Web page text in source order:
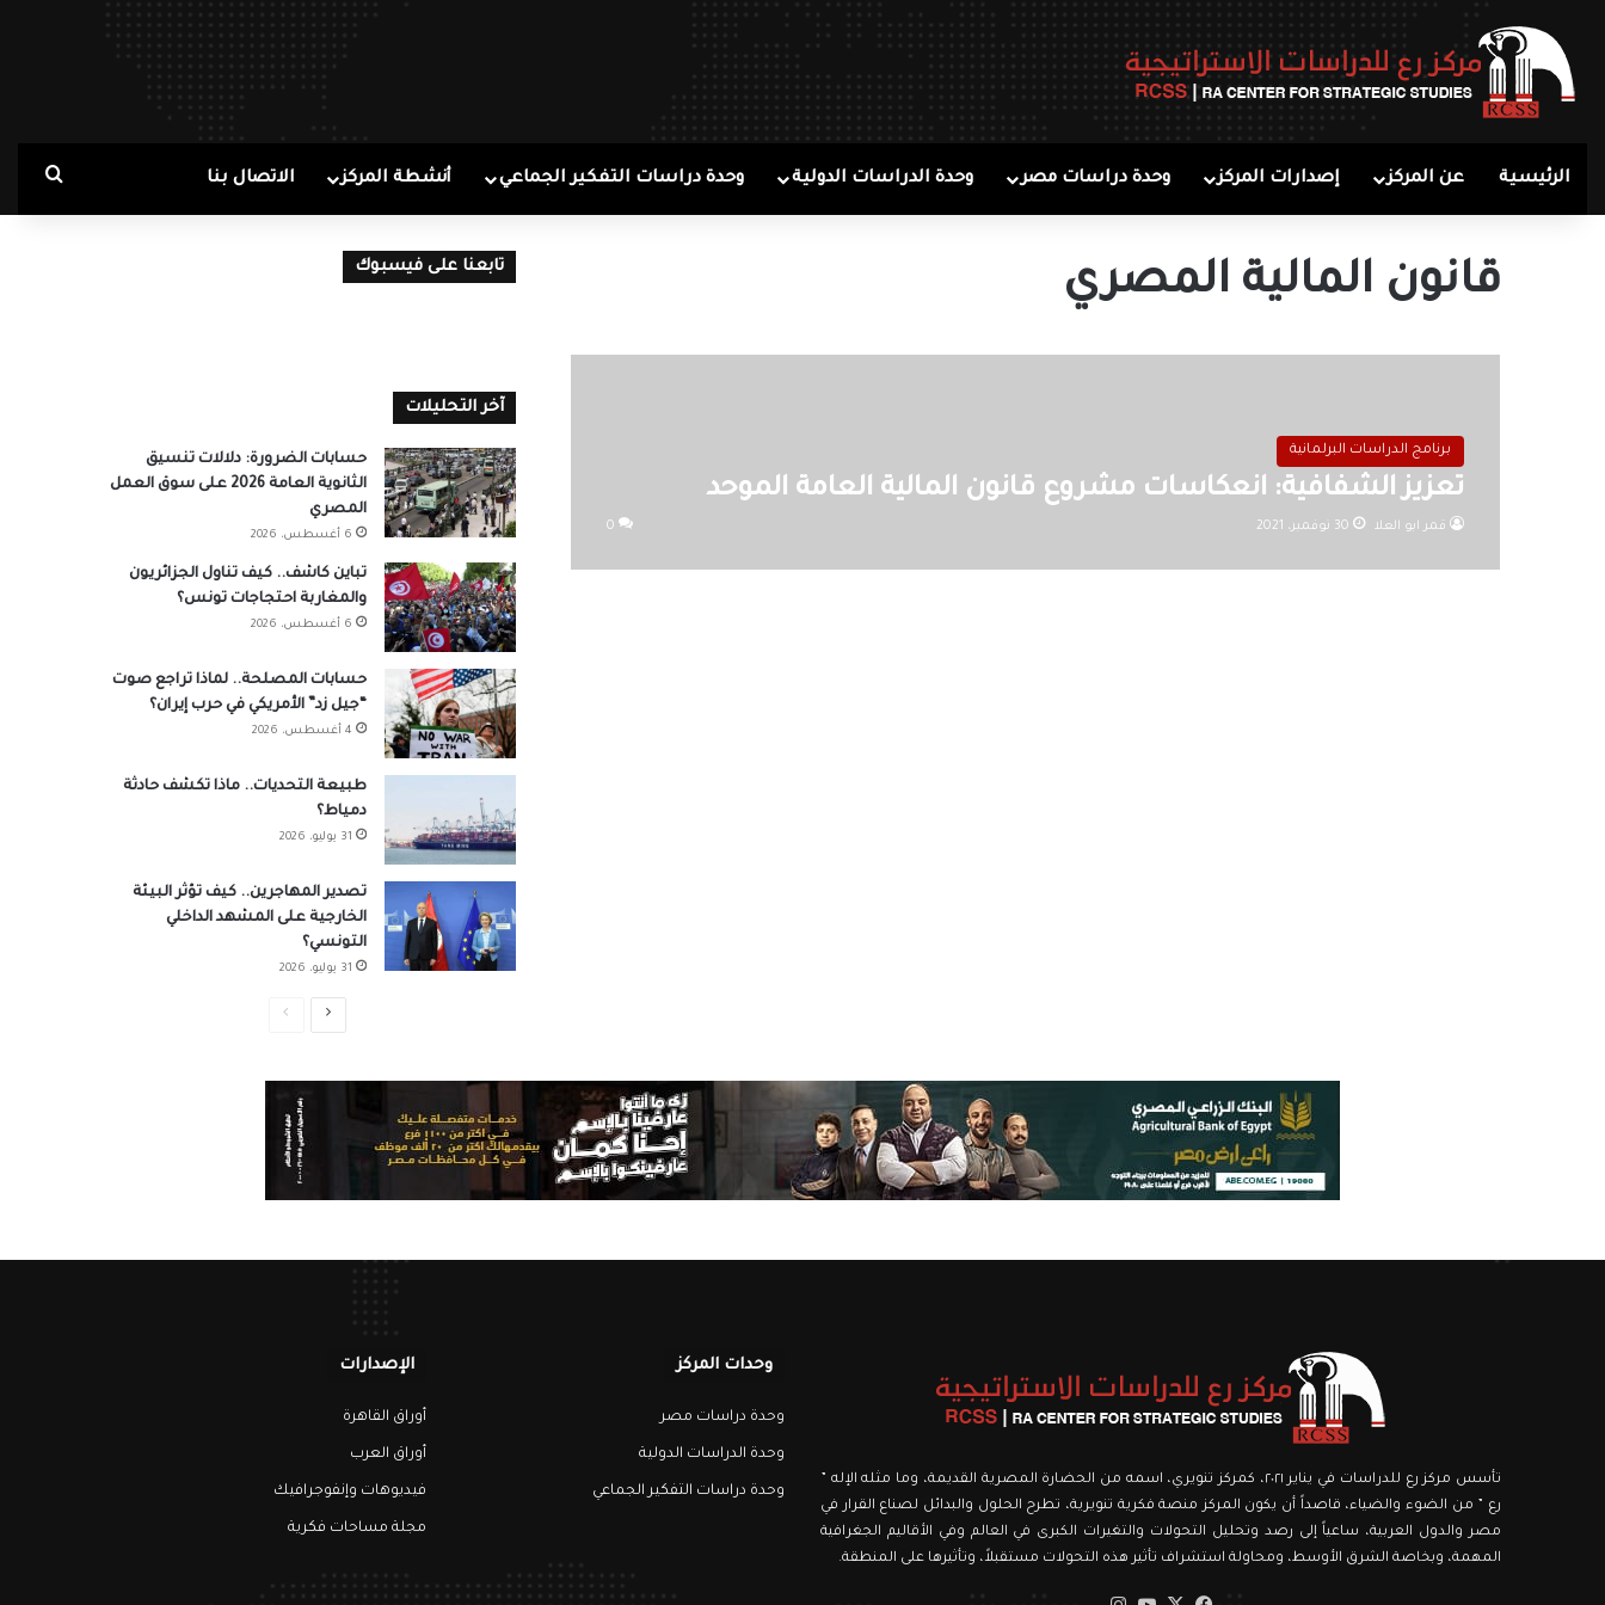
الرئيسية عن المركز إصدارات المركز وحدة دراسات مصر وحدة الدراسات الدولية وحدة دراسات التفكير الجماعي أنشطة المركز الاتصال بنا بحث
قانون المالية المصري
برنامج الدراسات البرلمانية
تعزيز الشفافية: انعكاسات مشروع قانون المالية العامة الموحد
قمر ابو العلا 30 نوفمبر، 2021 0
تابعنا على فيسبوك
آخر التحليلات
حسابات الضرورة: دلالات تنسيق
الثانوية العامة 2026 على سوق العمل
المصري
6 أغسطس، 2026
تباين كاشف.. كيف تناول الجزائريون
والمغاربة احتجاجات تونس؟
6 أغسطس، 2026
حسابات المصلحة.. لماذا تراجع صوت
“جيل زد” الأمريكي في حرب إيران؟
4 أغسطس، 2026
طبيعة التحديات.. ماذا تكشف حادثة
دمياط؟
31 يوليو، 2026
تصدير المهاجرين.. كيف تؤثر البيئة
الخارجية على المشهد الداخلي
التونسي؟
31 يوليو، 2026
الصفحة الصفحة
تأسس مركز رع للدراسات في يناير ٢٠٢١، كمركز تنويري، اسمه من الحضارة المصرية القديمة، وما مثله الإله ”
رع ” من الضوء والضياء، قاصداً أن يكون المركز منصة فكرية تنويرية، تطرح الحلول والبدائل لصناع القرار في
مصر والدول العربية، ساعياً إلى رصد وتحليل التحولات والتغيرات الكبرى في العالم وفي الأقاليم الجغرافية
المهمة، وبخاصة الشرق الأوسط، ومحاولة استشراف تأثير هذه التحولات مستقبلاً، وتأثيرها على المنطقة.
وحدات المركز
وحدة دراسات مصر
وحدة الدراسات الدولية
وحدة دراسات التفكير الجماعي
الإصدارات
أوراق القاهرة
أوراق العرب
فيديوهات وإنفوجرافيك
مجلة مساحات فكرية